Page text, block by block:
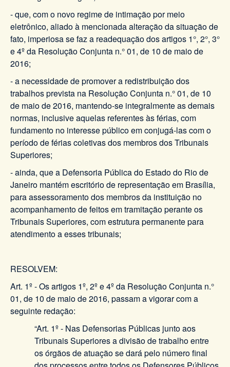
- que, com o novo regime de intimação por meio
eletrônico, aliado à mencionada alteração da situação de
fato, imperiosa se faz a readequação dos artigos 1°, 2°, 3°
e 4º da Resolução Conjunta n.° 01, de 10 de maio de
2016;
- a necessidade de promover a redistribuição dos
trabalhos prevista na Resolução Conjunta n.° 01, de 10
de maio de 2016, mantendo-se integralmente as demais
normas, inclusive aquelas referentes às férias, com
fundamento no interesse público em conjugá-las com o
período de férias coletivas dos membros dos Tribunais
Superiores;
- ainda, que a Defensoria Pública do Estado do Rio de
Janeiro mantém escritório de representação em Brasília,
para assessoramento dos membros da instituição no
acompanhamento de feitos em tramitação perante os
Tribunais Superiores, com estrutura permanente para
atendimento a esses tribunais;
RESOLVEM:
Art. 1º - Os artigos 1º, 2º e 4º da Resolução Conjunta n.°
01, de 10 de maio de 2016, passam a vigorar com a
seguinte redação:
“Art. 1º - Nas Defensorias Públicas junto aos
Tribunais Superiores a divisão de trabalho entre
os órgãos de atuação se dará pelo número final